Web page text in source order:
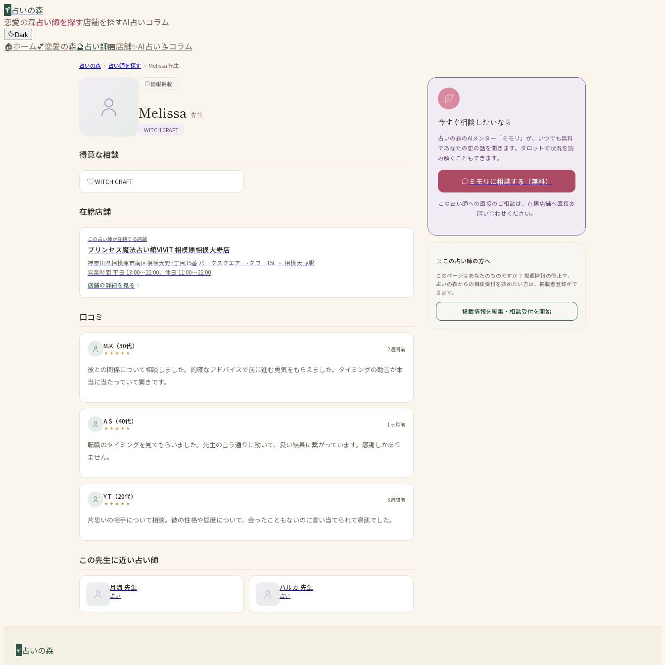
占いの森
恋愛の森占い師を探す店舗を探すAI占いコラム
Dark
🏠ホーム💕恋愛の森🔮占い師🏪店舗✨AI占い📝コラム
占いの森 › 占い師を探す › Melissa先生
情報掲載
Melissa 先生
WITCH CRAFT
得意な相談
WITCH CRAFT
在籍店舗
この占い師が在籍する店舗
プリンセス魔法占い館VIViT 相模原相模大野店
神奈川県相模原市南区相模大野7丁目35番 パークスクエアー･タワー15F ・ 相模大野駅
営業時間 平日 13:00〜22:00、休日 11:00〜22:00
店舗の詳細を見る
口コミ
M.K （30代） 2週間前
彼との関係について相談しました。的確なアドバイスで前に進む勇気をもらえました。タイミングの助言が本
当に当たっていて驚きです。
A.S （40代） 1ヶ月前
転職のタイミングを見てもらいました。先生の言う通りに動いて、良い結果に繋がっています。感謝しかあり
ません。
Y.T （20代） 3週間前
片思いの相手について相談。彼の性格や態度について、会ったこともないのに言い当てられて鳥肌でした。
この先生に近い占い師
月海 先生
占い
ハルカ 先生
占い
今すぐ相談したいなら
占いの森のAIメンター「ミモリ」が、いつでも無料
であなたの恋の話を聞きます。タロットで状況を読
み解くこともできます。
ミモリに相談する（無料）
この占い師への直接のご相談は、在籍店舗へ直接お
問い合わせください。
この占い師の方へ
このページはあなたのものですか？ 掲載情報の修正や、
占いの森からの相談受付を始めたい方は、掲載者登録がで
きます。
掲載情報を編集・相談受付を開始
占いの森